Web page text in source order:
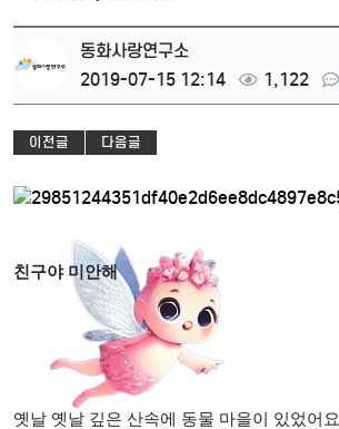
동화사랑연구소
2019-07-15 12:14
1,122
이전글 다음글
친구야 미안해
옛날 옛날 깊은 산속에 동물 마을이 있었어요